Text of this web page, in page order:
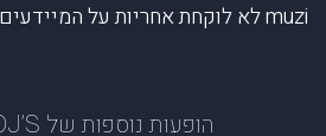
muzi לא לוקחת אחריות על המיידעים המוצגים.
הופעות נוספות של DJ’S מסיבות ו